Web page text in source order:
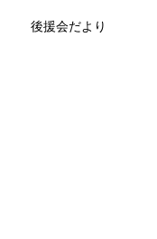
後援会だより